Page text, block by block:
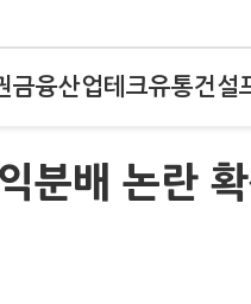
금융산업테크유통건설
분배 논란